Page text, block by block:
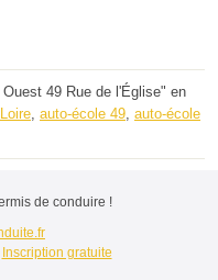
49 Rue de l'Église" en
, auto-école 49, auto-école
de conduire !
Inscription gratuite